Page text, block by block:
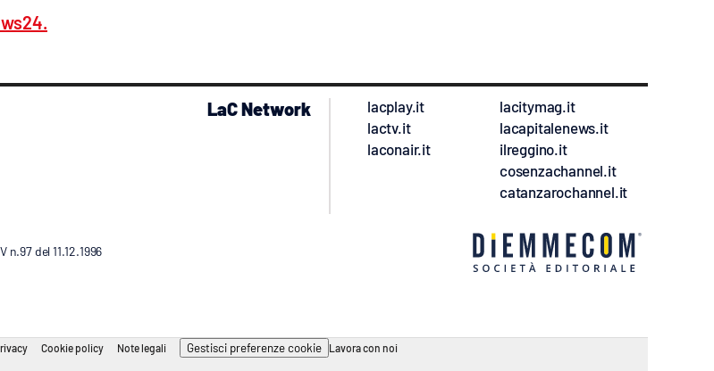
LaC Network
lacplay.it
lactv.it
laconair.it
lacitymag.it
lacapitalenews.it
ilreggino.it
cosenzachannel.it
catanzarochannel.it
n.97 del 11.12.1996
Cookie policy Note legali Gestisci preferenze cookie Lavora con noi